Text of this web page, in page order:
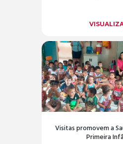
Visitas promovem a
Primeira